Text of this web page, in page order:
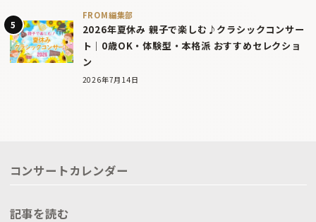
FROM編集部
2026年夏休み 親子で楽しむ♪クラシックコンサー
ト｜0歳OK・体験型・本格派 おすすめセレクショ
ン
2026年7月14日
コンサートカレンダー
記事を読む